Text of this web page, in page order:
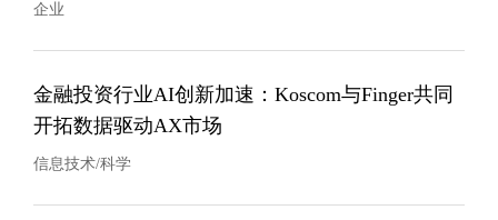
企业
金融投资行业AI创新加速：Koscom与Finger共同
开拓数据驱动AX市场
信息技术/科学